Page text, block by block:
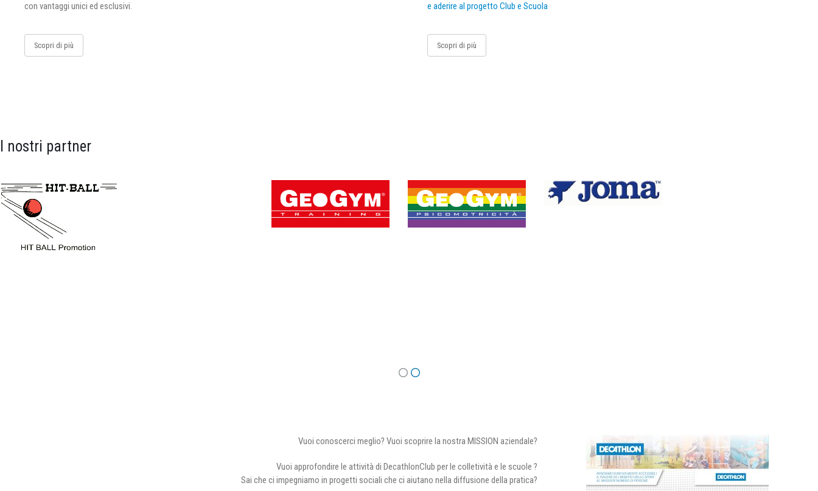
con vantaggi unici ed esclusivi.
Scopri di più
e aderire al progetto Club e Scuola
Scopri di più
I nostri partner
Vuoi conoscerci meglio? Vuoi scoprire la nostra MISSION aziendale?
Vuoi approfondire le attività di DecathlonClub per le colletività e le scuole ?
Sai che ci impegniamo in progetti sociali che ci aiutano nella diffusione della pratica?